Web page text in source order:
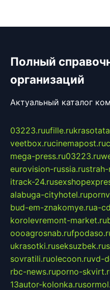
Полный
организаций
Актуальный каталог
03223.ruufille.ru
veetbox.rucinemapost.ru
mega-press.ru03223.ru
eurovision-russia.rustrah-
itrack-24.ru
alabuga-cityhotel.ru
bud-em-znakomye.rua-
korolevremont-market.ru
oooagrosnab.ru
ukrasotki.ruseksuzbek.ru
sovratili.ruolecoon.ruvd-
rbc-news.ruporno-
13autor-kolonka.ru